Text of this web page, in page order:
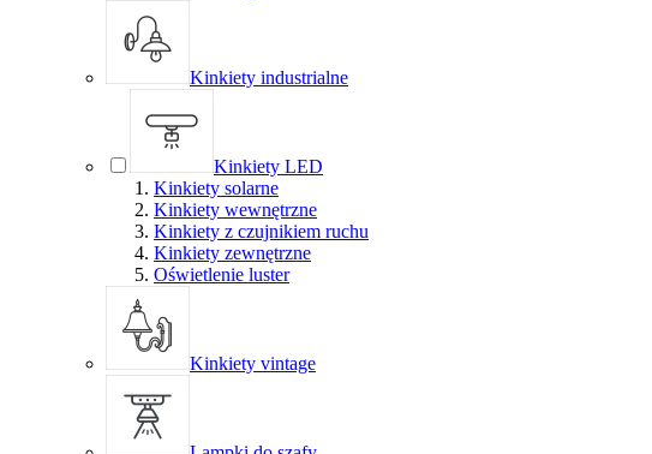
Kinkiety industrialne
Kinkiety LED
Kinkiety solarne
Kinkiety wewnętrzne
Kinkiety z czujnikiem ruchu
Kinkiety zewnętrzne
Oświetlenie luster
Kinkiety vintage